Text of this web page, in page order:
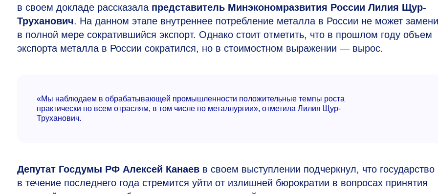
в своем докладе рассказала представитель Минэкономразвития России Лилия Щур-
Труханович. На данном этапе внутреннее потребление металла в России не может
в полной мере сократившийся экспорт. Однако стоит отметить, что в прошлом году объем
экспорта металла в России сократился, но в стоимостном выражении — вырос.
«Мы наблюдаем в обрабатывающей промышленности положительные темпы роста
практически по всем отраслям, в том числе по металлургии», отметила Лилия Щур-
Труханович.
Депутат Госдумы РФ Алексей Канаев в своем выступлении подчеркнул, что государство
в течение последнего года стремится уйти от излишней бюрократии в вопросах принятия